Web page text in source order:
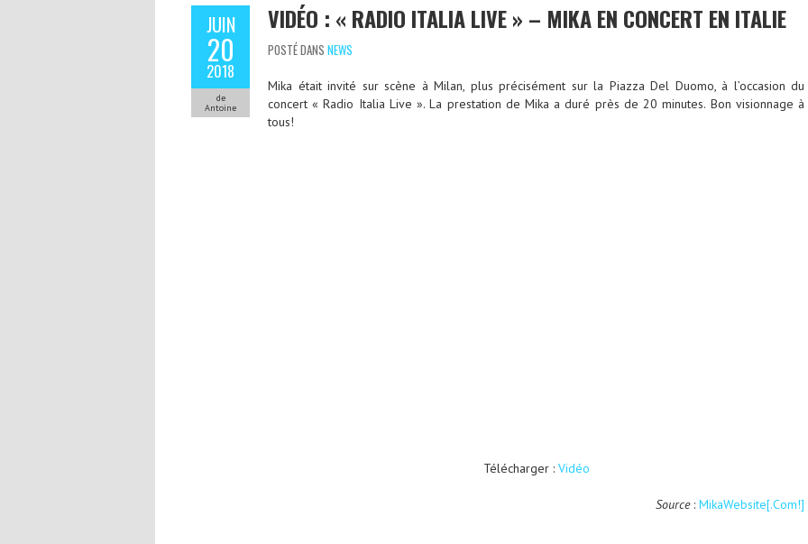
JUIN
20
2018
de
Antoine
VIDÉO : « RADIO ITALIA LIVE » – MIKA EN CONCERT EN ITALIE
POSTÉ DANS NEWS
Mika était invité sur scène à Milan, plus précisément sur la Piazza Del Duomo, à l’occasion du
concert « Radio Italia Live ». La prestation de Mika a duré près de 20 minutes. Bon visionnage à
tous!
Télécharger : Vidéo
Source: MikaWebsite[.Com!]